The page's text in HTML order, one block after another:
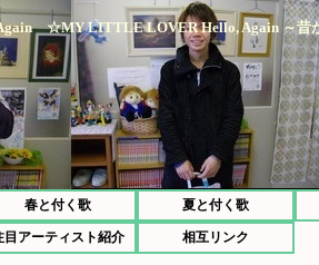
☆MY LITTLE LOVER Hello, Again ～
春と付く歌 夏と付く歌
目アーティスト紹介 相互リンク